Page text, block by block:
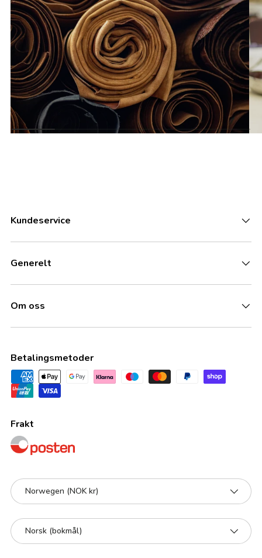
Kundeservice
Generelt
Om oss
Betalingsmetoder
Frakt
Land/Region
Norwegen (NOK kr)
Språk
Norsk (bokmål)